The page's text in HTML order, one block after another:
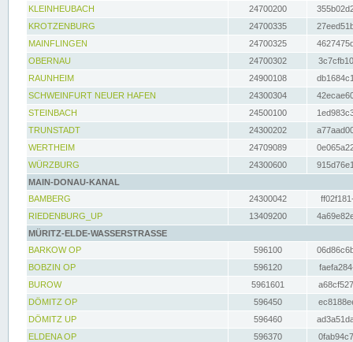
KLEINHEUBACH 24700200
KROTZENBURG
24700335
MAINFLINGEN
24700325
OBERNAU
24700302
RAUNHEIM
24900108
SCHWEINFURT NEUER HAFEN
24300304
STEINBACH
24500100
TRUNSTADT
24300202
WERTHEIM
24709089
WÜRZBURG
24300600
MAIN-DONAU-KANAL
BAMBERG
24300042
RIEDENBURG_UP
13409200
MÜRITZ-ELDE-WASSERSTRASSE
BARKOW OP
596100
BOBZIN OP
596120
BUROW
5961601
DÖMITZ OP
596450
DÖMITZ UP
596460
ELDENA OP
596370